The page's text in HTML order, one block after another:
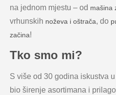
na jednom mjestu – od mašina
vrhunskih noževa i oštrača, do
začina!
Tko smo mi?
S više od 30 godina iskustva
bio širenje asortimana i